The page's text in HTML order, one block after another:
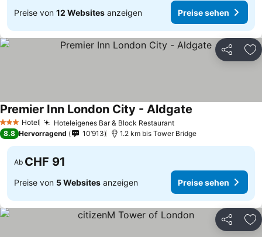
Preise von 12 Websites anzeigen Preise sehen
Teilen
3 SterneHotel Hoteleigenes Bar & Block RestaurantPreise sehen
Premier Inn London City - Aldgate
8.8 Hervorragend 10’913 1.2 km bis Tower Bridge
Ab CHF 91
Preise von 5 Websites anzeigen Preise sehen
Teilen